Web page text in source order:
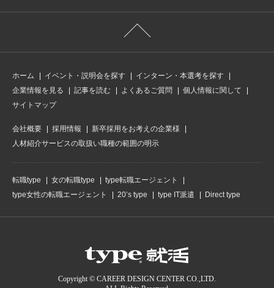
ホーム イベント・説明会を探す
インターン・本選考を探す
企業情報を見る
記事を読む よくあるご質問
個人情報に関して
サイトマップ
会社概要 採用情報
新卒採用をお考えの企業様
人材紹介サービスの取扱い職種の範囲の明示
転職type 女の転職type
type転職エージェント
type女性の転職エージェント
20’s type type IT派遣 Direct type
Copyright © CAREER DESIGN CENTER CO.,LTD.